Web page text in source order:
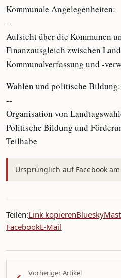
Kommunale Angelegenheiten:
--
Aufsicht über die Kommunen
Finanzausgleich zwischen
Kommunalverfassung und -
Wahlen und politische Bildung:
--
Organisation von
Politische Bildung und
Teilhabe
Ursprünglich auf Facebook
Teilen:Link kopierenBluesky
FacebookE-Mail
Vorheriger Artikel